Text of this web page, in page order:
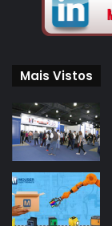
Mais Vistos